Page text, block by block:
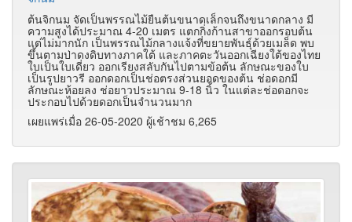
ต้นจิกนม จัดเป็นพรรณไม้ยืนต้นขนาดเล็กจนถึงขนาดกลาง มี
ความสูงได้ประมาณ 4-20 เมตร แตกกิ่งก้านสาขาออกรอบต้น
แต่ไม่มากนัก เป็นพรรณไม้กลางแจ้งที่ขยายพันธุ์ด้วยเมล็ด พบ
ขึ้นตามป่าดงดิบทางภาคใต้ และภาคตะวันออกเฉียงใต้ของไทย
ใบเป็นใบเดี่ยว ออกเรียงสลับกันไปตามข้อต้น ลักษณะของใบ
เป็นรูปยาวรี ออกดอกเป็นช่อตรงส่วนยอดของต้น ช่อดอกมี
ลักษณะห้อยลง ช่อยาวประมาณ 9-18 นิ้ว ในแต่ละช่อดอกจะ
ประกอบไปด้วยดอกเป็นจำนวนมาก
เผยแพร่เมื่อ 26-05-2020 ผู้เช้าชม 6,265